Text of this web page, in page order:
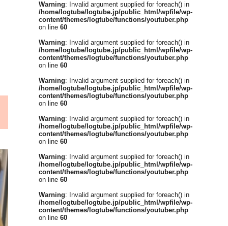
Warning: Invalid argument supplied for foreach() in
/home/logtube/logtube.jp/public_html/wpfile/wp-
content/themes/logtube/functions/youtuber.php
on line 60
Warning: Invalid argument supplied for foreach() in
/home/logtube/logtube.jp/public_html/wpfile/wp-
content/themes/logtube/functions/youtuber.php
on line 60
Warning: Invalid argument supplied for foreach() in
/home/logtube/logtube.jp/public_html/wpfile/wp-
content/themes/logtube/functions/youtuber.php
on line 60
Warning: Invalid argument supplied for foreach() in
/home/logtube/logtube.jp/public_html/wpfile/wp-
content/themes/logtube/functions/youtuber.php
on line 60
Warning: Invalid argument supplied for foreach() in
/home/logtube/logtube.jp/public_html/wpfile/wp-
content/themes/logtube/functions/youtuber.php
on line 60
Warning: Invalid argument supplied for foreach() in
/home/logtube/logtube.jp/public_html/wpfile/wp-
content/themes/logtube/functions/youtuber.php
on line 60